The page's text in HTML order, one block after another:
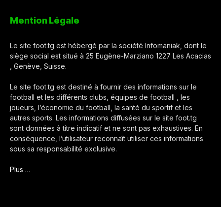
Mention Légale
Le site foot.tg est hébergé par la société Infomaniak, dont le
siège social est situé à 25 Eugène-Marziano 1227 Les Acacias
, Genève, Suisse.
Le site foot.tg est destiné à fournir des informations sur le
football et les différents clubs, équipes de football , les
joueurs, l’économie du football, la santé du sportif et les
autres sports. Les informations diffusées sur le site foot.tg
sont données à titre indicatif et ne sont pas exhaustives. En
conséquence, l’utilisateur reconnaît utiliser ces informations
sous sa responsabilité exclusive.
Plus …